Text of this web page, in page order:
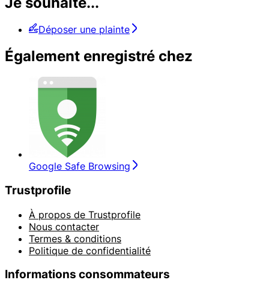
Déposer une plainte
Également enregistré chez
Google Safe Browsing
Trustprofile
À propos de Trustprofile
Nous contacter
Termes & conditions
Politique de confidentialité
Informations consommateurs